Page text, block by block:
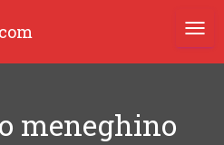
meneghino